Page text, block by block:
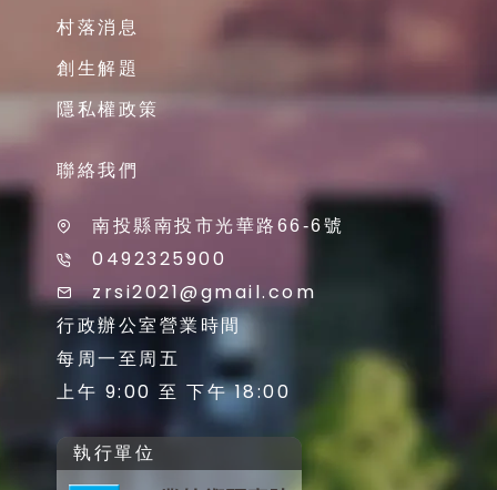
村落消息
創生解題
隱私權政策
聯絡我們
南投縣南投市光華路66-6號
0492325900
zrsi2021@gmail.com
行政辦公室營業時間
每周一至周五
上午 9:00 至 下午 18:00
執行單位